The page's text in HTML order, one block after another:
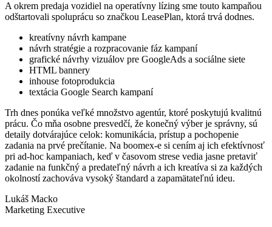
A okrem predaja vozidiel na operatívny lízing sme touto kampaňou
odštartovali spoluprácu so značkou LeasePlan, ktorá trvá dodnes.
kreatívny návrh kampane
návrh stratégie a rozpracovanie fáz kampaní
grafické návrhy vizuálov pre GoogleAds a sociálne siete
HTML bannery
inhouse fotoprodukcia
textácia Google Search kampaní
Trh dnes ponúka veľké množstvo agentúr, ktoré poskytujú kvalitnú
prácu. Čo mňa osobne presvedčí, že konečný výber je správny, sú
detaily dotvárajúce celok: komunikácia, prístup a pochopenie
zadania na prvé prečítanie. Na boomex-e si cením aj ich efektívnosť
pri ad-hoc kampaniach, keď v časovom strese vedia jasne pretaviť
zadanie na funkčný a predateľný návrh a ich kreatíva si za každých
okolností zachováva vysoký štandard a zapamätateľnú ideu.
Lukáš Macko
Marketing Executive